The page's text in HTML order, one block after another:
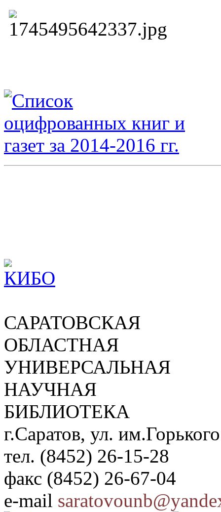
САРАТОВСКАЯ
ОБЛАСТНАЯ
УНИВЕРСАЛЬНАЯ
НАУЧНАЯ
БИБЛИОТЕКА
г.Саратов, ул.
тел. (8452) 26-15-28
факс (8452) 26-67-04
e-mail